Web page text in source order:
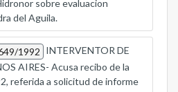
sobre evaluacion
del Aguila.
1992 INTERVENTOR DE
AIRES- Acusa recibo de la
referida a solicitud de informe